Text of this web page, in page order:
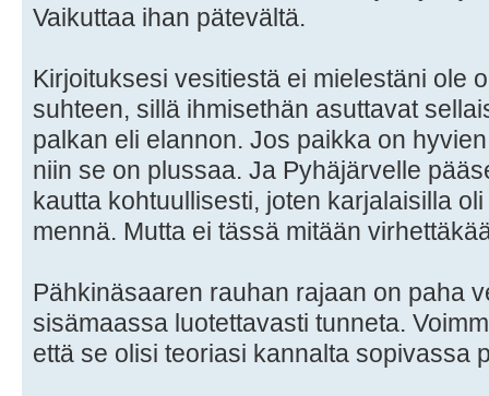
Vaikuttaa ihan pätevältä.
Kirjoituksesi vesitiestä ei mielestäni ole
suhteen, sillä ihmisethän asuttavat
palkan eli elannon. Jos paikka on
niin se on plussaa. Ja Pyhäjärvelle
kautta kohtuullisesti, joten karjalaisilla
mennä. Mutta ei tässä mitään
Pähkinäsaaren rauhan rajaan on paha
sisämaassa luotettavasti tunneta.
että se olisi teoriasi kannalta sopivassa